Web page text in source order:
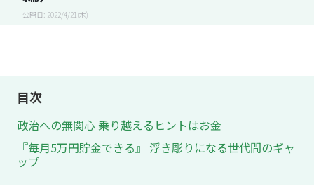
公開日: 2022/4/21(木)
目次
政治への無関心 乗り越えるヒントはお金
『毎月5万円貯金できる』 浮き彫りになる世代間のギャ
ップ